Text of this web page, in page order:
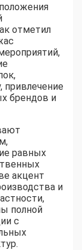
отметил
привлечение
брендов и
равных
акцент
и
полной
с